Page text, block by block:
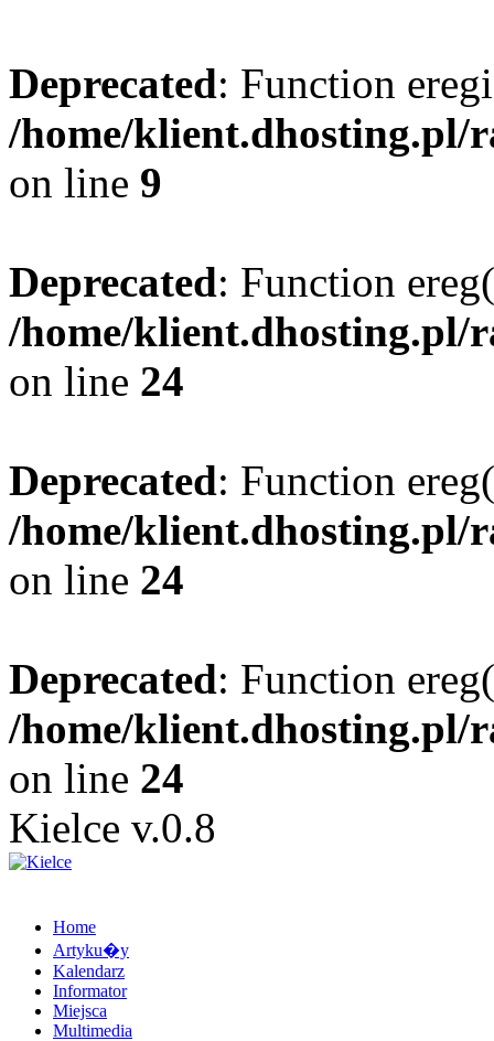
Deprecated: Function
/home/klient.dhosting.pl/
on line 9
Deprecated: Function
/home/klient.dhosting.pl/
on line 24
Deprecated: Function
/home/klient.dhosting.pl/
on line 24
Deprecated: Function
/home/klient.dhosting.pl/
on line 24
Kielce v.0.8
Home
Artyku�y
Kalendarz
Informator
Miejsca
Multimedia